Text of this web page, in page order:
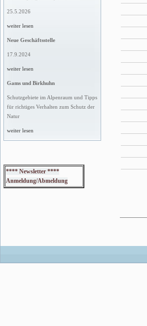
25.5.2026
weiter lesen
Neue Geschäftsstelle
17.9.2024
weiter lesen
Gams und Birkhuhn
Schutzgebiete im Alpenraum und Tipps
für richtiges Verhalten zum Schutz der
Natur
weiter lesen
**** Newsletter ****
Anmeldung/Abmeldung